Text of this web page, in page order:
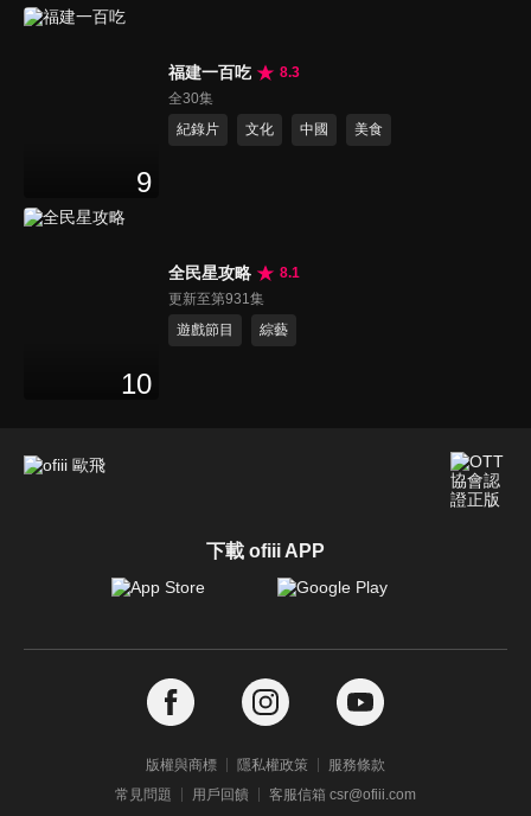
9
福建一百吃
8.3
全30集
紀錄片
文化 中國 美食
10
全民星攻略
8.1
更新至第931集
遊戲節目
綜藝
下載 ofiii APP
版權與商標 隱私權政策
服務條款
常見問題
用戶回饋 客服信箱 csr@ofiii.com